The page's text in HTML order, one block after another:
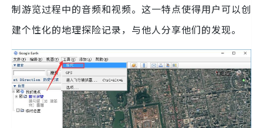
制游览过程中的音频和视频。这一特点使得用户可以创
建个性化的地理探险记录，与他人分享他们的发现。